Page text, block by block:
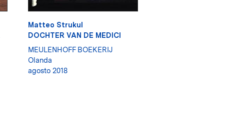
Matteo Strukul
DOCHTER VAN DE MEDICI
MEULENHOFF BOEKERIJ
Olanda
agosto 2018